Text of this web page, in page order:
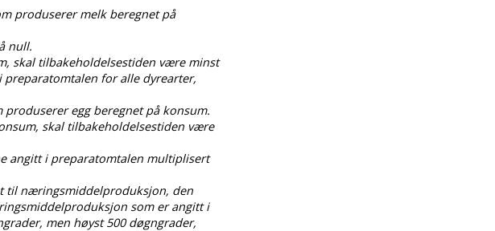
produserer melk beregnet på
null.
skal tilbakeholdelsestiden være minst
for alle dyrearter,
egg beregnet på konsum.
skal tilbakeholdelsestiden være
angitt i preparatomtalen multiplisert
til næringsmiddelproduksjon, den
som er angitt i
men høyst 500 døgngrader,